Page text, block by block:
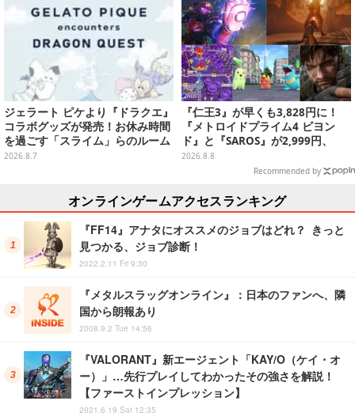
ジェラート ピケより『ドラクエ』
コラボグッズが発売！お休み時間
を過ごす「スライム」らのルーム
ウェア、雑貨など多数ラインナッ
2026.8.7
『仁王3』が早くも3,828円に！
『メトロイドプライム4 ビヨン
ド』と『SAROS』が2,999円、
『メタルギアソリッド Δ』は2,49
9円─ゲオ店舗＆ストアのゲームセ
2026.8.8
Recommended by
オンラインゲームアクセスランキング
『FF14』アナタにオススメのジョブはどれ？ きっと
見つかる、ジョブ診断！
2022.2.11 Fri 9:30
『メタルスラッグオンライン』：日本のファンへ、隣
国から朗報あり
2008.9.2 Tue 14:56
『VALORANT』新エージェント「KAY/O（ケイ・オ
ー）」…先行プレイしてわかったその強さを解説！
【ファーストインプレッション】
2021.6.19 Sat 12:35